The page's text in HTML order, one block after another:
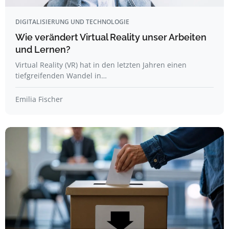
DIGITALISIERUNG UND TECHNOLOGIE
Wie verändert Virtual Reality unser Arbeiten
und Lernen?
Virtual Reality (VR) hat in den letzten Jahren einen
tiefgreifenden Wandel in…
Emilia Fischer